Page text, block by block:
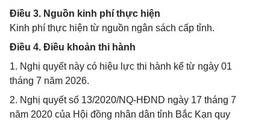
Điều 3. Nguồn kinh phí thực hiện
Kinh phí thực hiện từ nguồn ngân sách cấp tỉnh.
Điều 4. Điều khoản thi hành
1. Nghị quyết này có hiệu lực thi hành kể từ ngày 01
tháng 7 năm 2026.
2. Nghị quyết số 13/2020/NQ-HĐND ngày 17 tháng 7
năm 2020 của Hội đồng nhân dân tỉnh Bắc Kạn quy